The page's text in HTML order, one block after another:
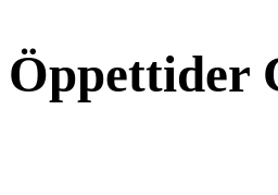
Öppettider